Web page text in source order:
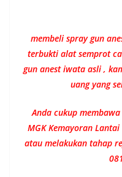
membeli spray gun
terbukti alat semprot
gun anest iwata asli ,
uang yang
Anda cukup
MGK Kemayoran
atau melakukan tahap